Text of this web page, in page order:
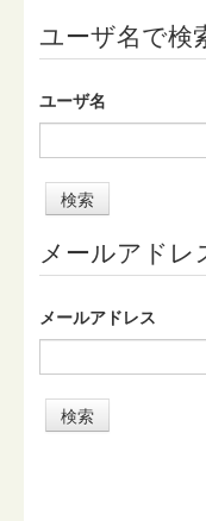
ユーザ名で検
ユーザ名
メールアドレ
メールアドレス